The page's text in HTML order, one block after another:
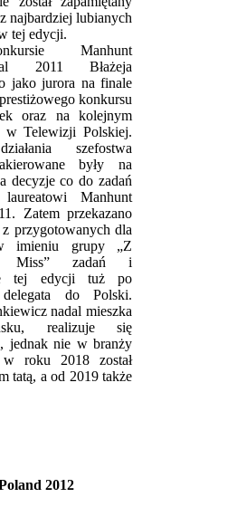
najbardziej lubianych
tej edycji.
Manhunt
2011 Błażeja
jako jurora na finale
konkursu
oraz na kolejnym
w Telewizji Polskiej.
szefostwa
były na
decyzje co do zadań
laureatowi Manhunt
Zatem przekazano
z przygotowanych dla
imieniu grupy „Z
Miss” zadań i
tej edycji tuż po
do Polski.
nadal mieszka
realizuje się
jednak nie w branży
w roku 2018 został
tatą, a od 2019 także
2012